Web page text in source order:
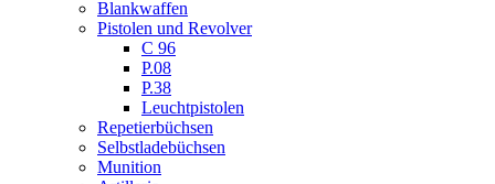
Blankwaffen
Pistolen und Revolver
C 96
P.08
P.38
Leuchtpistolen
Repetierbüchsen
Selbstladebüchsen
Munition